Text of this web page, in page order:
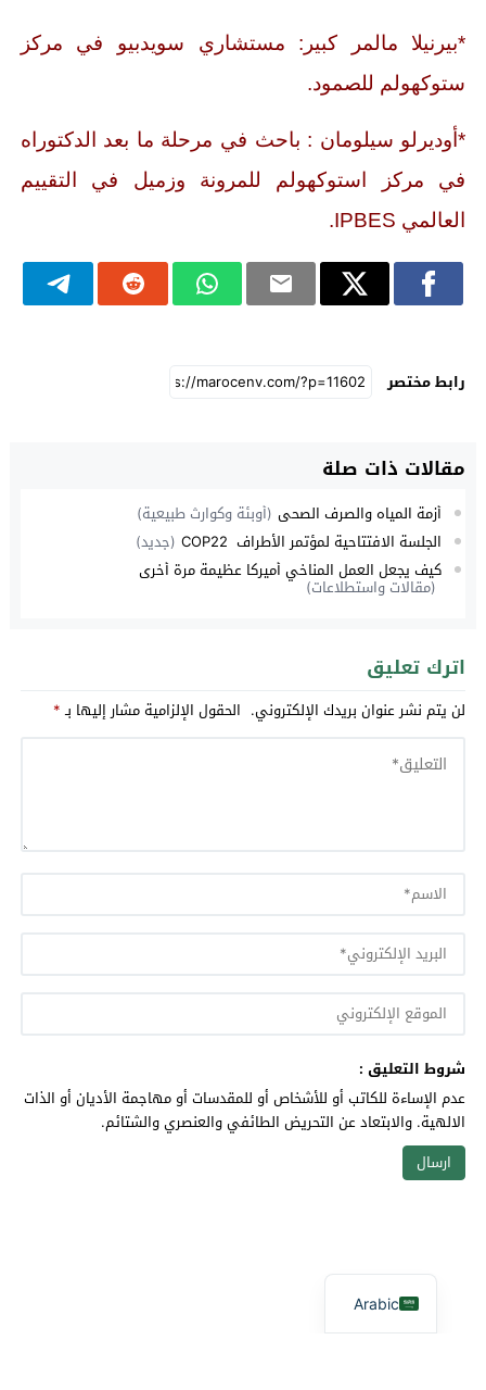
*بيرنيلا مالمر كبير: مستشاري سويدبيو في مركز
ستوكهولم للصمود.
*أوديرلو سيلومان : باحث في مرحلة ما بعد الدكتوراه
في مركز استوكهولم للمرونة وزميل في التقييم
العالمي IPBES.
رابط مختصر
مقالات ذات صلة
أزمة المياه والصرف الصحي (أوبئة وكوارث طبيعية)
الجلسة الافتتاحية لمؤتمر الأطراف COP22
(جديد)
كيف يجعل العمل المناخي أميركا عظيمة مرة أخرى
(مقالات واستطلاعات)
اترك تعليق
لن يتم نشر عنوان بريدك الإلكتروني. الحقول الإلزامية مشار إليها بـ*
شروط التعليق :
عدم الإساءة للكاتب أو للأشخاص أو للمقدسات أو مهاجمة الأديان أو الذات
الالهية. والابتعاد عن التحريض الطائفي والعنصري والشتائم.
Arabic